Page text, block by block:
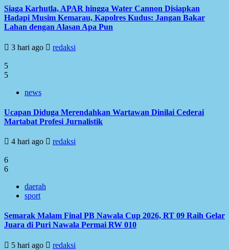
Siaga Karhutla, APAR hingga Water Cannon Disiapkan
Hadapi Musim Kemarau, Kapolres Kudus: Jangan Bakar
Lahan dengan Alasan Apa Pun
3 hari ago redaksi
5
5
news
Ucapan Diduga Merendahkan Wartawan Dinilai Cederai
Martabat Profesi Jurnalistik
4 hari ago redaksi
6
6
daerah
sport
Semarak Malam Final PB Nawala Cup 2026, RT 09 Raih Gelar
Juara di Puri Nawala Permai RW 010
5 hari ago redaksi